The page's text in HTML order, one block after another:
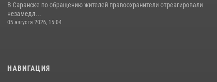
В Саранске по обращению жителей правоохранители отреагировали
незамедл...
05 августа 2026, 15:04
НАВИГАЦИЯ